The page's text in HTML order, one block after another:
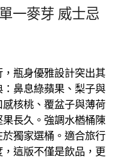
一麥芽 威士忌
瓶身優雅設計突出其
鼻息綠蘋果、梨子與
核桃、覆盆子與薄荷
長久。強調水楢桶陳
獨家選桶。適合旅行
這版不僅是飲品，更